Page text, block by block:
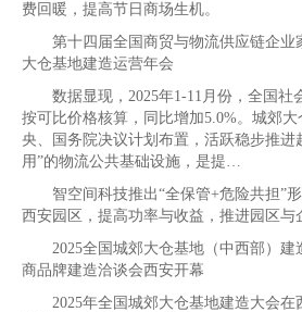
费回暖，提高节日商场生机。
第十四届全国商贸与物流供应链企业
大仓基地建造运营年会
数据显现，2025年1-11月份，全国社
按可比价格核算，同比增加5.0%。城郊
央、国务院决议计划布置，活跃稳步推进
用”的物流公共基础设施，是提…
智空间科技推出“全保管+危险共担”形
西安园区，提高功率与收益，推进园区与
2025全国城郊大仓基地（中西部）建
商品牌建造洽谈会西安开幕
2025年全国城郊大仓基地建造大会在